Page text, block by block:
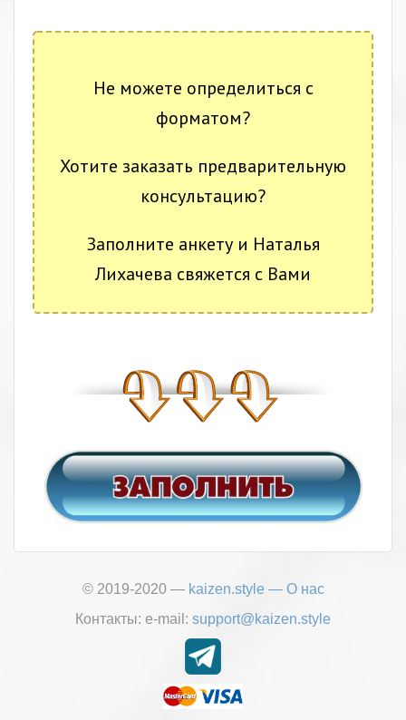
Не можете определиться с
форматом?
Хотите заказать предварительную
консультацию?
Заполните анкету и Наталья
Лихачева свяжется с Вами
© 2019-2020 — kaizen.style — О нас
Контакты: е-mail: support@kaizen.style